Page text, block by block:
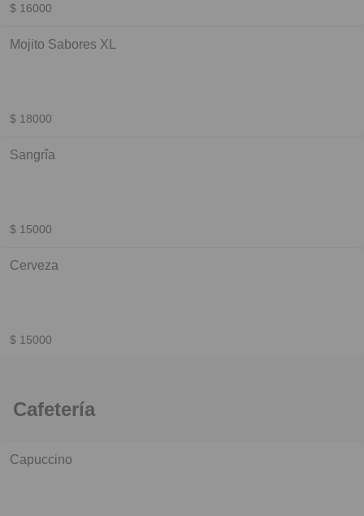
$ 16000
Mojito Sabores XL
$ 18000
Sangrîa
$ 15000
Cerveza
$ 15000
Cafetería
Capuccino